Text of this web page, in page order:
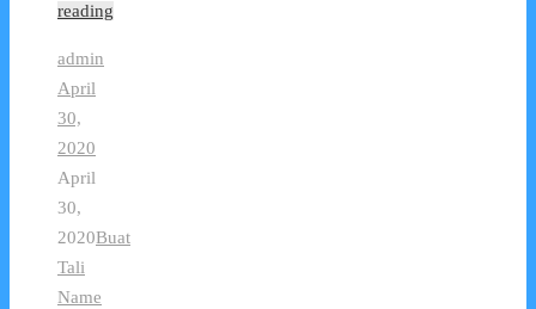
reading
admin
April
30,
2020
April
30,
2020Buat
Tali
Name